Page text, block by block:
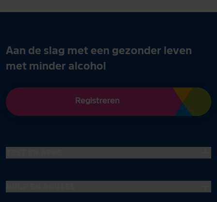
Aan de slag met een gezonder leven
met minder alcohol
Registreren